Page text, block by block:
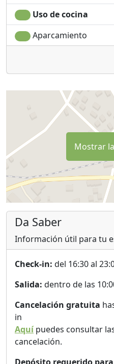
Uso de cocina
Aparcamiento
Mostrar
Da Saber
Información útil para tu
Check-in: del 16:30 al
Salida: dentro de las
Cancelación gratuita
in
Aquípuedes consultar
cancelación.